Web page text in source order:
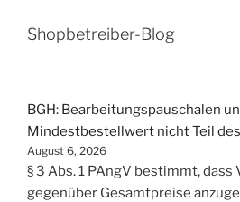
Shopbetreiber-Blog
BGH: Bearbeitungspauschalen
Mindestbestellwert nicht Teil
August 6, 2026
§ 3 Abs. 1 PAngV bestimmt, dass
gegenüber Gesamtpreise